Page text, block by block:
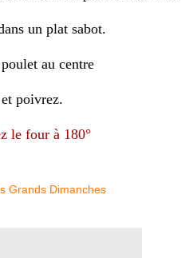
un plat sabot.
au centre
poivrez.
le four à 180°